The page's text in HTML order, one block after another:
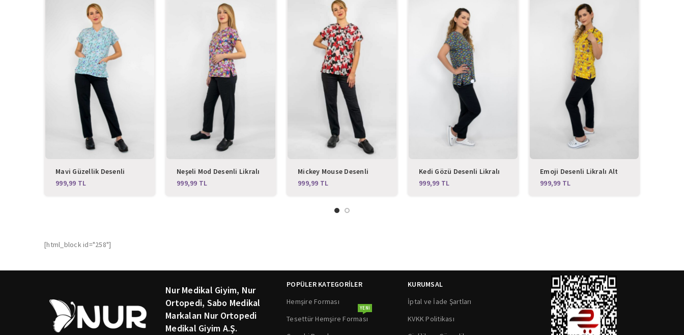
Mavi Güzellik Desenli
Likralı Alt Üst Takım
TL
Neşeli Mod Desenli Likralı
Alt Üst Takım
TL
Mickey Mouse Desenli
Likralı Alt Üst Takım
TL
Kedi Gözü Desenli Likralı
Alt Üst Takım
TL
Emoji Desenli Likralı Alt
Üst Takım
TL
[html_block id="258"]
Nur Medikal Giyim, Nur
Ortopedi, Sabo Medikal
Markaları Nur Ortopedi
Medikal Giyim A.Ş.
POPÜLER KATEGORİLER
Hemşire Forması
Tesettür Hemşire Forması
YENI
KURUMSAL
İptal ve İade Şartları
KVKK Politikası